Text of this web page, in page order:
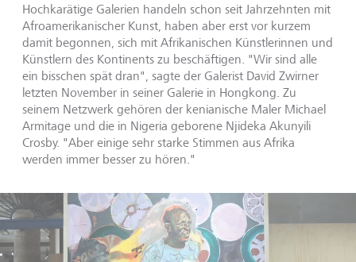
Hochkarätige Galerien handeln schon seit Jahrzehnten mit
Afroamerikanischer Kunst, haben aber erst vor kurzem
damit begonnen, sich mit Afrikanischen Künstlerinnen und
Künstlern des Kontinents zu beschäftigen. "Wir sind alle
ein bisschen spät dran", sagte der Galerist David Zwirner
letzten November in seiner Galerie in Hongkong. Zu
seinem Netzwerk gehören der kenianische Maler Michael
Armitage und die in Nigeria geborene Njideka Akunyili
Crosby. "Aber einige sehr starke Stimmen aus Afrika
werden immer besser zu hören."